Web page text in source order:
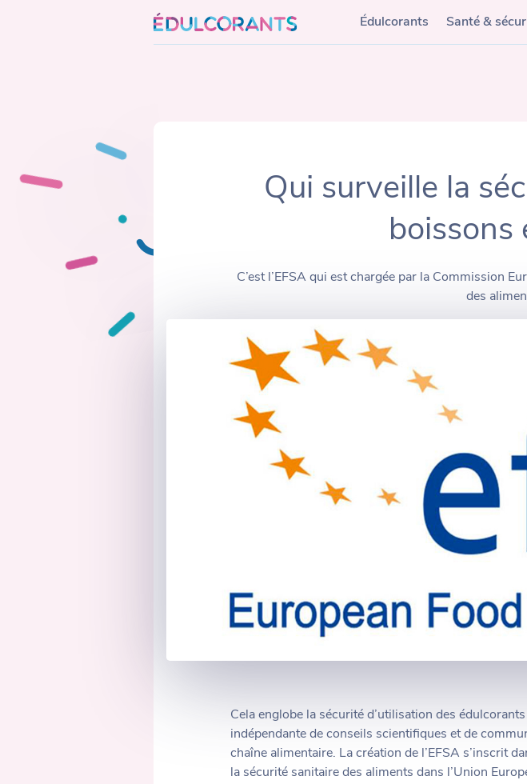
to
content
Édulcorants Santé &
Qui surveille la
boissons
C’est l’EFSA qui est chargée par la Commission
des
Cela englobe la sécurité d’utilisation des
indépendante de conseils scientifiques et de
chaîne alimentaire. La création de l’EFSA s’inscrit
la sécurité sanitaire des aliments dans l’Union